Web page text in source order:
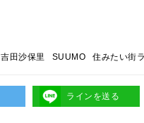
吉田沙保里 SUUMO 住みたい街
ラインを送る